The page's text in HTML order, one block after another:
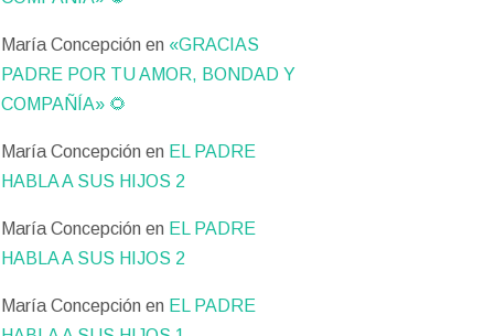
María Concepción en «GRACIAS
PADRE POR TU AMOR, BONDAD Y
COMPAÑÍA» 🌻
María Concepción en EL PADRE
HABLA A SUS HIJOS 2
María Concepción en EL PADRE
HABLA A SUS HIJOS 2
María Concepción en EL PADRE